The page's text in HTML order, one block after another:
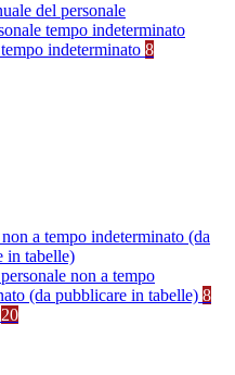
del personale
tempo indeterminato
indeterminato 8
a tempo indeterminato (da
in tabelle)
non a tempo
(da pubblicare in tabelle) 8
20